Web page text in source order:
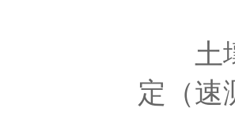
土壤
定（速